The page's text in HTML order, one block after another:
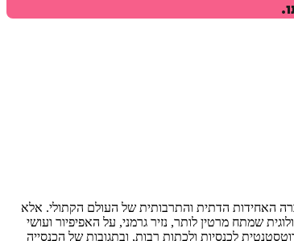
לא זו בלבד שנשברה האחידות הדתית והתרבותית של העולם הקתולי. אלא
שמתח מרטין לותר, נזיר גרמני, על האפיפיור ועושי
לכנסיות ולכתות רבות, ובתגובות של הכנסייה